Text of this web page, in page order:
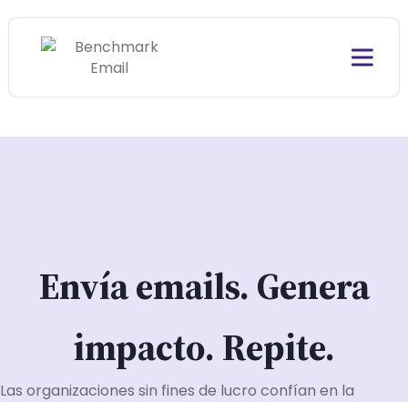
Envía emails. Genera
impacto. Repite.
Las organizaciones sin fines de lucro confían en la